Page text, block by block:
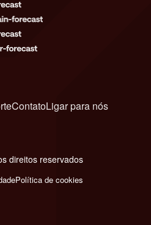
ContatoLigar para nós
direitos reservados
Política de cookies